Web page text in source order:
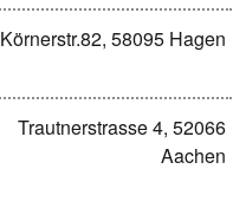
Körnerstr.82, 58095 Hagen
Trautnerstrasse 4, 52066
Aachen